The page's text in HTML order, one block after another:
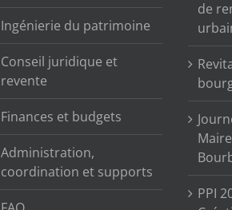
Ingénierie du patrimoine
Conseil juridique et
revente
Finances et budgets
Administration,
coordination et supports
de
PPI